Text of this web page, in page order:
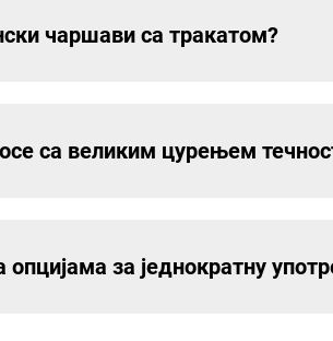
чаршави са тракатом?
са великим цурењем
за једнократну